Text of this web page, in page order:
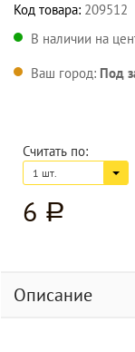
Код товара: 209512
В наличии на
Ваш город: Под
Считать по:
1 шт.
6 a
Описание